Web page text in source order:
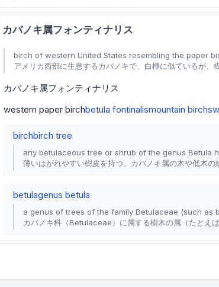
カバノキ属フォンティナリス
birch of western United States resembling the paper
アメリカ西部に生息するカバノキで、白樺に似ているが、
カバノキ属フォンティナリス
western paper birchbetula fontinalismountain birch
birchbirch tree
any betulaceous tree or shrub of the genus Betula
薄いはがれやすい樹皮を持つ、カバノキ属の木や低木の
betulagenus betula
a genus of trees of the family Betulaceae (such as
カバノキ科（Betulaceae）に属する樹木の属（たとえば